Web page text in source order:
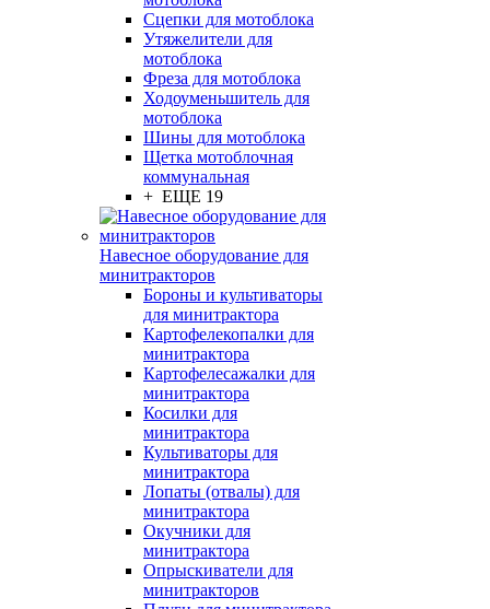
Сцепки для мотоблока
Утяжелители для
мотоблока
Фреза для мотоблока
Ходоуменьшитель для
мотоблока
Шины для мотоблока
Щетка мотоблочная
коммунальная
+ ЕЩЕ 19
Навесное оборудование для
минитракторов
Бороны и культиваторы
для минитрактора
Картофелекопалки для
минитрактора
Картофелесажалки для
минитрактора
Косилки для
минитрактора
Культиваторы для
минитрактора
Лопаты (отвалы) для
минитрактора
Окучники для
минитрактора
Опрыскиватели для
минитракторов